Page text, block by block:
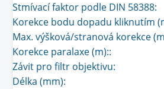
Stmívací faktor podle DIN 58388:
Korekce bodu dopadu kliknutím
Max. výšková/stranová korekce
Korekce paralaxe (m)::
Závit pro filtr objektivu:
Délka (mm):